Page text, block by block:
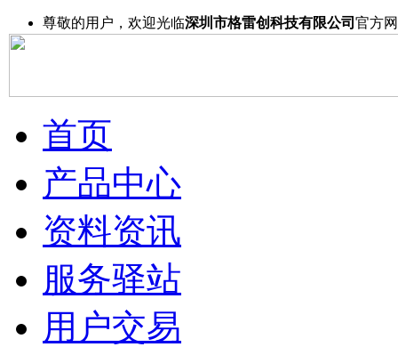
尊敬的用户，欢迎光临深圳市格雷创科技有限公司 官方
首页
产品中心
资料资讯
服务驿站
用户交易